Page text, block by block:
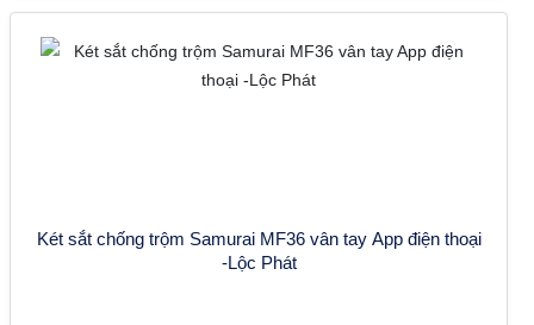
Két sắt chống trộm Samurai MF36 vân tay App điện thoại
-Lộc Phát